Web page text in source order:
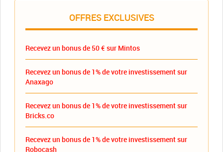
OFFRES EXCLUSIVES
Recevez un bonus de 50 € sur Mintos
Recevez un bonus de 1% de votre investissement sur
Anaxago
Recevez un bonus de 1% de votre investissement sur
Bricks.co
Recevez un bonus de 1% de votre investissement sur
Robocash